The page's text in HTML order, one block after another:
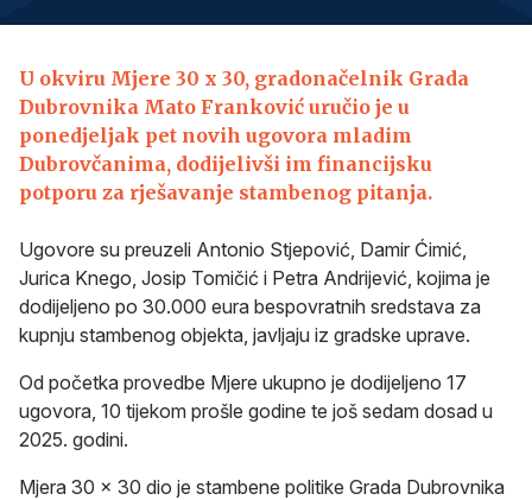
U okviru Mjere 30 x 30, gradonačelnik Grada
Dubrovnika Mato Franković uručio je u
ponedjeljak pet novih ugovora mladim
Dubrovčanima, dodijelivši im financijsku
potporu za rješavanje stambenog pitanja.
Ugovore su preuzeli Antonio Stjepović, Damir Ćimić,
Jurica Knego, Josip Tomičić i Petra Andrijević, kojima je
dodijeljeno po 30.000 eura bespovratnih sredstava za
kupnju stambenog objekta, javljaju iz gradske uprave.
Od početka provedbe Mjere ukupno je dodijeljeno 17
ugovora, 10 tijekom prošle godine te još sedam dosad u
2025. godini.
Mjera 30 x 30 dio je stambene politike Grada Dubrovnika